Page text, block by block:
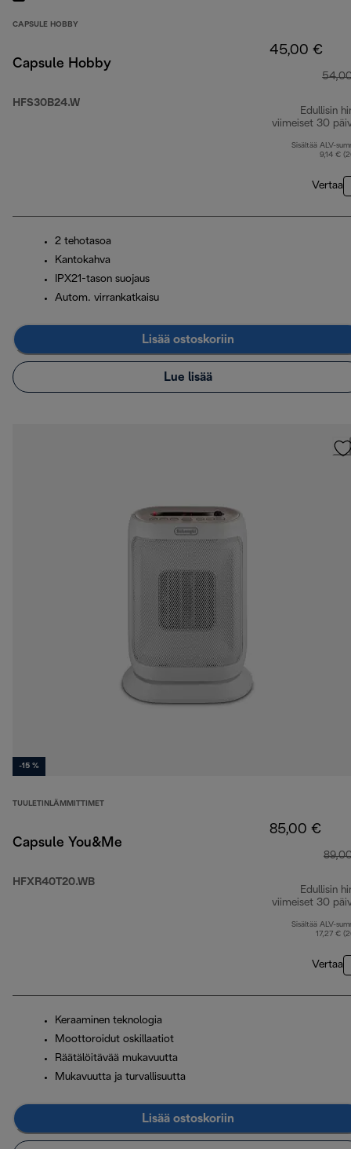
CAPSULE HOBBY
Capsule Hobby
HFS30B24.W
45,00 €
Edullisin
viimeiset 30
Sisältää ALV-
9,14 €
Vertaa
2 tehotasoa
Kantokahva
IPX21-tason suojaus
Autom. virrankatkaisu
Lisää ostoskoriin
Lue lisää
-15 %
TUULETINLÄMMITTIMET
Capsule You&Me
HFXR40T20.WB
85,00 €
Edullisin
viimeiset 30
Sisältää ALV-
17,27 €
Vertaa
Keraaminen teknologia
Moottoroidut oskillaatiot
Räätälöitävää mukavuutta
Mukavuutta ja turvallisuutta
Lisää ostoskoriin